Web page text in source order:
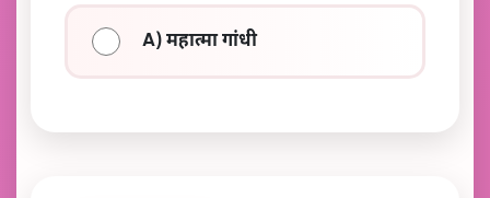
A) महात्मा गांधी